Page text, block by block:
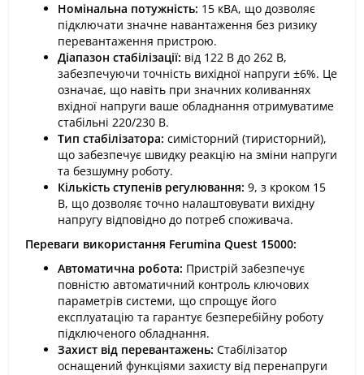
Номінальна потужність: 15 кВА, що дозволяє
підключати значне навантаження без ризику
перевантаження пристрою.
Діапазон стабілізації: від 122 В до 262 В,
забезпечуючи точність вихідної напруги ±6%. Це
означає, що навіть при значних коливаннях
вхідної напруги ваше обладнання отримуватиме
стабільні 220/230 В.
Тип стабілізатора: симісторний (тиристорний),
що забезпечує швидку реакцію на зміни напруги
та безшумну роботу.
Кількість ступенів регулювання: 9, з кроком 15
В, що дозволяє точно налаштовувати вихідну
напругу відповідно до потреб споживача.
Переваги використання Ferumina Quest 15000:
Автоматична робота: Пристрій забезпечує
повністю автоматичний контроль ключових
параметрів системи, що спрощує його
експлуатацію та гарантує безперебійну роботу
підключеного обладнання.
Захист від перевантажень: Стабілізатор
оснащений функціями захисту від перенапруги